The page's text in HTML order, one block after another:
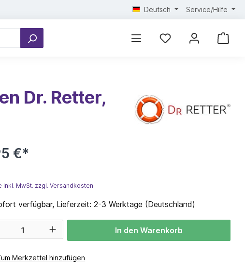
Deutsch Service/Hilfe
Dr. Retter,
€*
inkl. MwSt. zzgl. Versandkosten
verfügbar, Lieferzeit: 2-3 Werktage (Deutschland)
In den Warenkorb
Merkzettel hinzufügen